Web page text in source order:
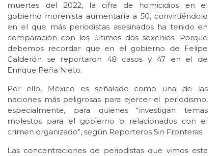
muertes del 2022, la cifra de homicidios en el
gobierno morenista aumentaría a 50, convirtiéndolo
en el que más periodistas asesinados ha tenido en
comparación con los últimos dos sexenios. Porque
debemos recordar que en el gobierno de Felipe
Calderón se reportaron 48 casos y 47 en el de
Enrique Peña Nieto.
Por ello, México es señalado como una de las
naciones más peligrosas para ejercer el periodismo,
especialmente, para quienes “investigan temas
molestos para el gobierno o relacionados con el
crimen organizado”, según Reporteros Sin Fronteras
Las concentraciones de periodistas que vimos esta